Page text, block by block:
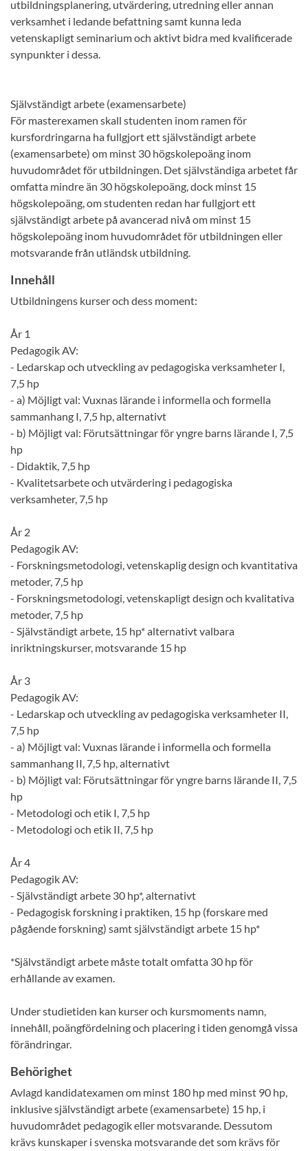
utbildningsplanering, utvärdering, utredning eller annan
verksamhet i ledande befattning samt kunna leda
vetenskapligt seminarium och aktivt bidra med kvalificerade
synpunkter i dessa.
Självständigt arbete (examensarbete)
För masterexamen skall studenten inom ramen för
kursfordringarna ha fullgjort ett självständigt arbete
(examensarbete) om minst 30 högskolepoäng inom
huvudområdet för utbildningen. Det självständiga arbetet får
omfatta mindre än 30 högskolepoäng, dock minst 15
högskolepoäng, om studenten redan har fullgjort ett
självständigt arbete på avancerad nivå om minst 15
högskolepoäng inom huvudområdet för utbildningen eller
motsvarande från utländsk utbildning.
Innehåll
Utbildningens kurser och dess moment:
År 1
Pedagogik AV:
- Ledarskap och utveckling av pedagogiska verksamheter I,
7,5 hp
- a) Möjligt val: Vuxnas lärande i informella och formella
sammanhang I, 7,5 hp, alternativt
- b) Möjligt val: Förutsättningar för yngre barns lärande I, 7,5
hp
- Didaktik, 7,5 hp
- Kvalitetsarbete och utvärdering i pedagogiska
verksamheter, 7,5 hp
År 2
Pedagogik AV:
- Forskningsmetodologi, vetenskaplig design och kvantitativa
metoder, 7,5 hp
- Forskningsmetodologi, vetenskapligt design och kvalitativa
metoder, 7,5 hp
- Självständigt arbete, 15 hp* alternativt valbara
inriktningskurser, motsvarande 15 hp
År 3
Pedagogik AV:
- Ledarskap och utveckling av pedagogiska verksamheter II,
7,5 hp
- a) Möjligt val: Vuxnas lärande i informella och formella
sammanhang II, 7,5 hp, alternativt
- b) Möjligt val: Förutsättningar för yngre barns lärande II, 7,5
hp
- Metodologi och etik I, 7,5 hp
- Metodologi och etik II, 7,5 hp
År 4
Pedagogik AV:
- Självständigt arbete 30 hp*, alternativt
- Pedagogisk forskning i praktiken, 15 hp (forskare med
pågående forskning) samt självständigt arbete 15 hp*
*Självständigt arbete måste totalt omfatta 30 hp för
erhållande av examen.
Under studietiden kan kurser och kursmoments namn,
innehåll, poängfördelning och placering i tiden genomgå vissa
förändringar.
Behörighet
Avlagd kandidatexamen om minst 180 hp med minst 90 hp,
inklusive självständigt arbete (examensarbete) 15 hp, i
huvudområdet pedagogik eller motsvarande. Dessutom
krävs kunskaper i svenska motsvarande det som krävs för